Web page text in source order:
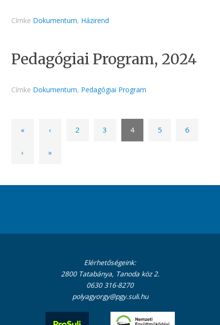
Címke Dokumentum, Házirend
Pedagógiai Program, 2024
Címke Dokumentum, Pedagógiai Program
« ‹ 2 3 4 5 6
› »
Elérhetőségeink:
2800 Tatabánya, Tanoda köz 2.
0630 316-8270
polyagyorgy@pgy.suli.hu